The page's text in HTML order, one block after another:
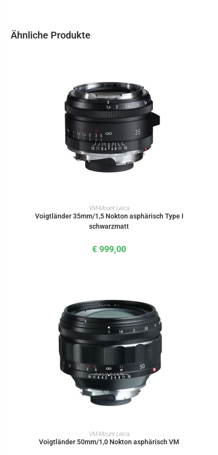
Ähnliche Produkte
IN DEN WARENKORB
VM-Mount Leica
Voigtländer 35mm/1,5 Nokton asphärisch Type I
schwarzmatt
€ 999,00
IN DEN WARENKORB
VM-Mount Leica
Voigtländer 50mm/1,0 Nokton asphärisch VM